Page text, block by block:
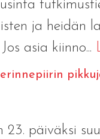
ja heidän
asia kiinno...
23. päiväksi